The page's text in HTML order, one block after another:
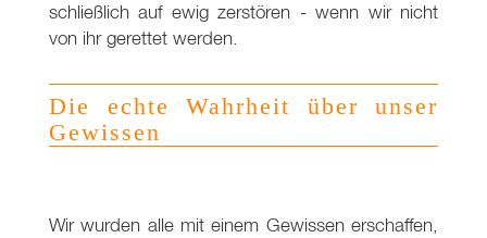
schließlich auf ewig zerstören - wenn wir nicht
von ihr gerettet werden.
Die echte Wahrheit über unser
Gewissen
Wir wurden alle mit einem Gewissen erschaffen,